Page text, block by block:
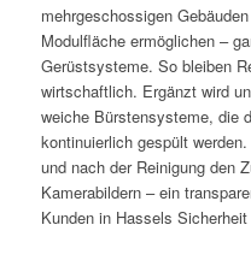
mehrgeschossigen
Modulfläche ermöglichen –
Gerüstsysteme. So bleiben
wirtschaftlich. Ergänzt wird
weiche Bürstensysteme, die
kontinuierlich gespült
und nach der Reinigung den
Kamerabildern – ein
Kunden in Hassels